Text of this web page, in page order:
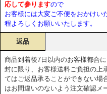
応して参りますので
お客様には大変ご不便をおかけい
程よろしくお願いいたします。
返品
商品到着後7日以内のお客様都合
封に限り、お客様送料ご負担の上
てはご返品承ることができない場
はお間違いのないよう注文確認メ